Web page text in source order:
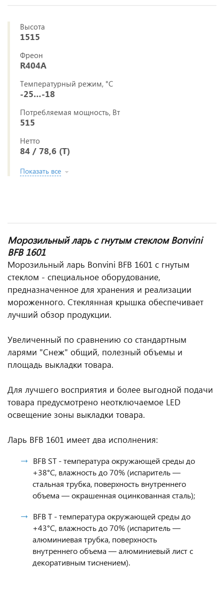
Высота
1515
Фреон
R404A
Температурный режим, °C
-25…-18
Потребляемая мощность, Вт
515
Нетто
84 / 78,6 (Т)
Показать все
Морозильный ларь с гнутым стеклом Bonvini
BFB 1601
Морозильный ларь Bonvini BFB 1601 с гнутым
стеклом - специальное оборудование,
предназначенное для хранения и реализации
мороженного. Стеклянная крышка обеспечивает
лучший обзор продукции.
Увеличенный по сравнению со стандартным
ларями "Снеж" общий, полезный объемы и
площадь выкладки товара.
Для лучшего восприятия и более выгодной подачи
товара предусмотрено неотключаемое LED
освещение зоны выкладки товара.
Ларь BFB 1601 имеет два исполнения:
BFB ST - температура окружающей cреды до
+38°C, влажность до 70% (испаритель —
стальная трубка, поверхность внутреннего
объема — окрашенная оцинкованная сталь);
BFB T - температура окружающей cреды до
+43°C, влажность до 70% (испаритель —
алюминиевая трубка, поверхность
внутреннего объема — алюминиевый лист с
декоративным тиснением).